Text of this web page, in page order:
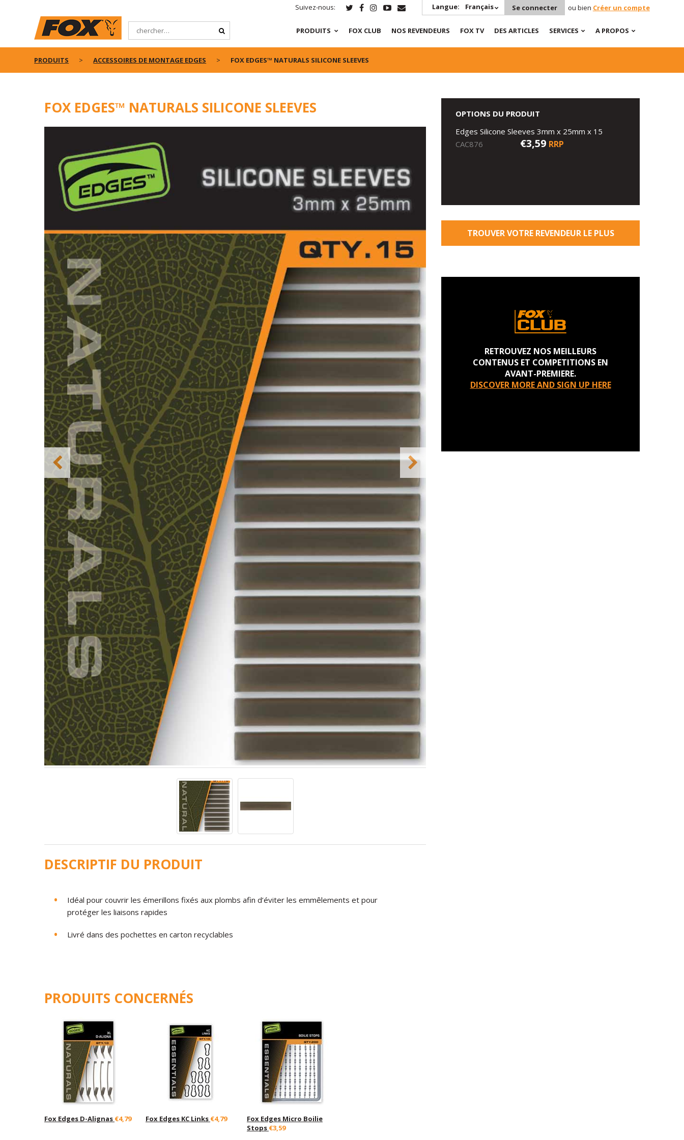
Suivez-nous: Langue: Français Se connecter ou bien Créer un compte
PRODUITS FOX CLUB NOS REVENDEURS FOX TV DES ARTICLES SERVICES A PROPOS
PRODUITS ACCESSOIRES DE MONTAGE EDGES FOX EDGES™ NATURALS SILICONE SLEEVES
FOX EDGES™ NATURALS SILICONE SLEEVES
DESCRIPTIF DU PRODUIT
Idéal pour couvrir les émerillons fixés aux plombs afin d’éviter les emmêlements et pour
protéger les liaisons rapides
Livré dans des pochettes en carton recyclables
OPTIONS DU PRODUIT
Edges Silicone Sleeves 3mm x 25mm x 15
CAC876
€3,59 RRP
TROUVER VOTRE REVENDEUR LE PLUS
RETROUVEZ NOS MEILLEURS
CONTENUS ET COMPETITIONS EN
AVANT-PREMIERE.
DISCOVER MORE AND SIGN UP HERE
PRODUITS CONCERNÉS
Fox Edges D-Alignas €4,79 Fox Edges KC Links €4,79
Fox Edges Micro Boilie
Stops €3,59